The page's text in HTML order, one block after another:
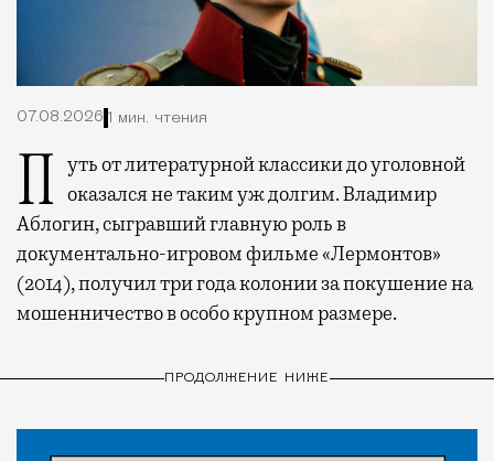
07.08.2026 1 мин. чтения
Путь от литературной классики до уголовной оказался не таким уж долгим. Владимир
Аблогин, сыгравший главную роль в
документально-игровом фильме «Лермонтов»
(2014), получил три года колонии за покушение на
мошенничество в особо крупном размере.
ПРОДОЛЖЕНИЕ НИЖЕ